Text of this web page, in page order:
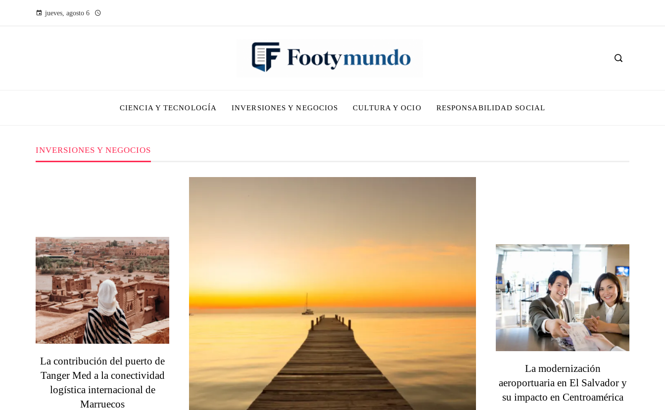
jueves, agosto 6
CIENCIA Y TECNOLOGÍA INVERSIONES Y NEGOCIOS CULTURA Y OCIO RESPONSABILIDAD SOCIAL
INVERSIONES Y NEGOCIOS
La contribución del puerto de
Tanger Med a la conectividad
logística internacional de
Marruecos
La modernización
aeroportuaria en El Salvador y
su impacto en Centroamérica